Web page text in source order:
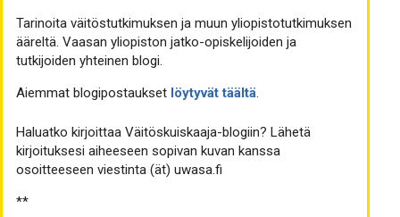
Tarinoita väitöstutkimuksen ja muun yliopistotutkimuksen
ääreltä. Vaasan yliopiston jatko-opiskelijoiden ja
tutkijoiden yhteinen blogi.
Aiemmat blogipostaukset löytyvät täältä.
Haluatko kirjoittaa Väitöskuiskaaja-blogiin? Lähetä
kirjoituksesi aiheeseen sopivan kuvan kanssa
osoitteeseen viestinta (ät) uwasa.fi
**